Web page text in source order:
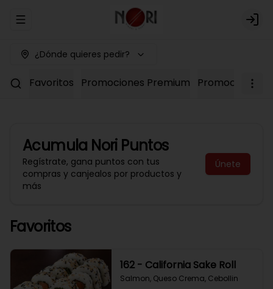
Abrir menu de navegación Login
¿Dónde quieres pedir?
Favoritos Promociones Premium Promociones
Acumula Nori Puntos
Regístrate, gana puntos con tus
compras y canjealos por productos y
más
Únete
Favoritos
162 - California Sake Roll
Salmon, Queso Crema, Cebollin